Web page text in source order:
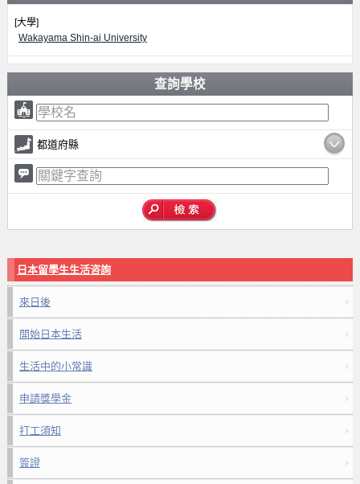
[大學]
Wakayama Shin-ai University
查詢學校
都道府縣
日本留學生生活咨詢
來日後
開始日本生活
生活中的小常識
申請獎學金
打工須知
簽證